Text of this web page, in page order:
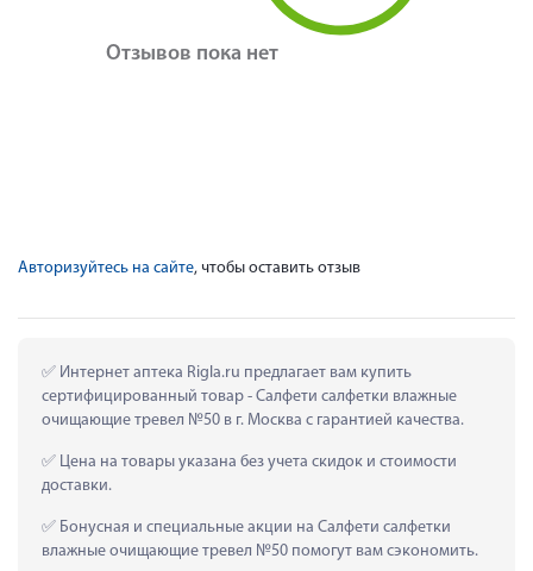
Отзывов пока нет
Авторизуйтесь на сайте, чтобы оставить отзыв
Интернет аптека Rigla.ru предлагает вам купить
сертифицированный товар - Салфети салфетки влажные
очищающие тревел №50 в г. Москва с гарантией качества.
Цена на товары указана без учета скидок и стоимости
доставки.
Бонусная и специальные акции на Салфети салфетки
влажные очищающие тревел №50 помогут вам сэкономить.